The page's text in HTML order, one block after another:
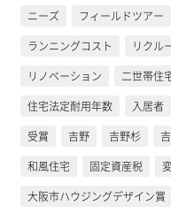
ニーズ
フィールドツアー
ランニングコスト
リクル
リノベーション
二世帯住
住宅法定耐用年数
入居者
受賞
吉野 吉野杉
和風住宅
固定資産税
大阪市ハウジングデザイン賞